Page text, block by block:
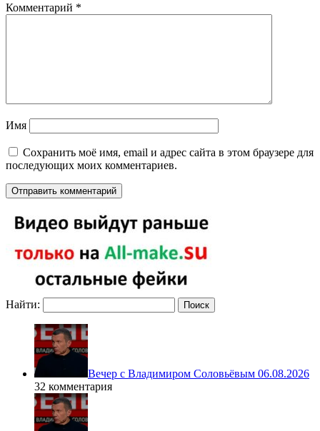
Комментарий *
Имя
Сохранить моё имя, email и адрес сайта в этом браузере для
последующих моих комментариев.
Найти:
Вечер с Владимиром Соловьёвым 06.08.2026
32 комментария